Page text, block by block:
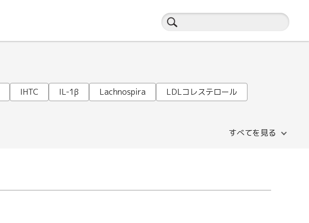
IHTC IL-1β Lachnospira
LDLコレステロール
すべてを見る